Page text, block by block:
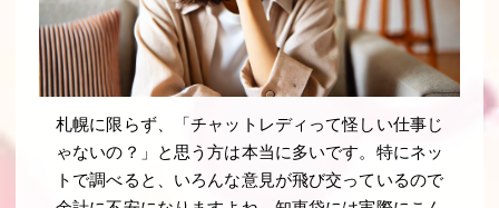
札幌に限らず、「チャットレディって怪しい仕事じ
ゃないの？」と思う方は本当に多いです。特にネッ
トで調べると、いろんな意見が飛び交っているので